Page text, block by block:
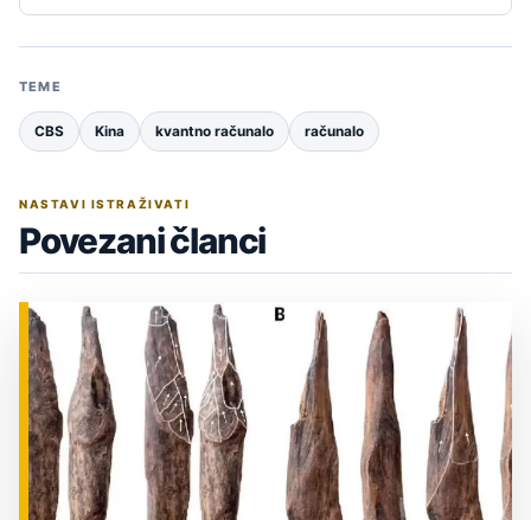
TEME
CBS Kina kvantno računalo računalo
NASTAVI ISTRAŽIVATI
Povezani članci